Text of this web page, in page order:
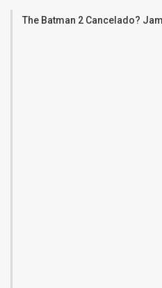
The Batman 2 Cancelado?